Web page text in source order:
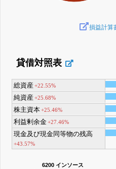
損益計算
貸借対照表
総資産+22.55%
純資産+25.68%
株主資本+25.46%
利益剰余金+27.46%
現金及び現金同等物の残高
+43.57%
6200 インソース